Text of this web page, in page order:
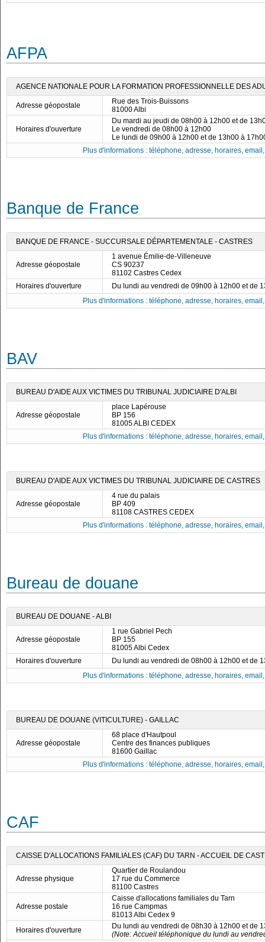
AFPA
AGENCE NATIONALE POUR LA FORMATION PROFESSIONNELLE DES
Adresse géopostale
Rue des Trois-Buissons
81000 Albi
Horaires d'ouverture
Du mardi au jeudi de 08h00 à 12h00 et de
Le vendredi de 08h00 à 12h00
Le lundi de 09h00 à 12h00 et de 13h00 à
Plus d'informations : téléphone, adresse, horaires,
Banque de France
BANQUE DE FRANCE - SUCCURSALE DÉPARTEMENTALE - CASTRES
Adresse géopostale
1 avenue Émilie-de-Villeneuve
CS 90237
81102 Castres Cedex
Horaires d'ouverture
Du lundi au vendredi de 09h00 à 12h00 et de
Plus d'informations : téléphone, adresse, horaires,
BAV
BUREAU D'AIDE AUX VICTIMES DU TRIBUNAL JUDICIAIRE D'ALBI
Adresse géopostale
place Lapérouse
BP 156
81005 ALBI CEDEX
Plus d'informations : téléphone, adresse, horaires,
BUREAU D'AIDE AUX VICTIMES DU TRIBUNAL JUDICIAIRE DE CASTRES
Adresse géopostale
4 rue du palais
BP 409
81108 CASTRES CEDEX
Plus d'informations : téléphone, adresse, horaires,
Bureau de douane
BUREAU DE DOUANE - ALBI
Adresse géopostale
1 rue Gabriel Pech
BP 155
81005 Albi Cedex
Horaires d'ouverture
Du lundi au vendredi de 08h00 à 12h00 et de
Plus d'informations : téléphone, adresse, horaires,
BUREAU DE DOUANE (VITICULTURE) - GAILLAC
Adresse géopostale
68 place d'Hautpoul
Centre des finances publiques
81600 Gaillac
Plus d'informations : téléphone, adresse, horaires,
CAF
CAISSE D'ALLOCATIONS FAMILIALES (CAF) DU TARN - ACCUEIL DE
Adresse physique
Quartier de Roulandou
17 rue du Commerce
81100 Castres
Adresse postale
Caisse d'allocations familiales du Tarn
16 rue Campmas
81013 Albi Cedex 9
Horaires d'ouverture
Du lundi au vendredi de 08h30 à 12h00 et de
(Note: Accueil téléphonique du lundi au